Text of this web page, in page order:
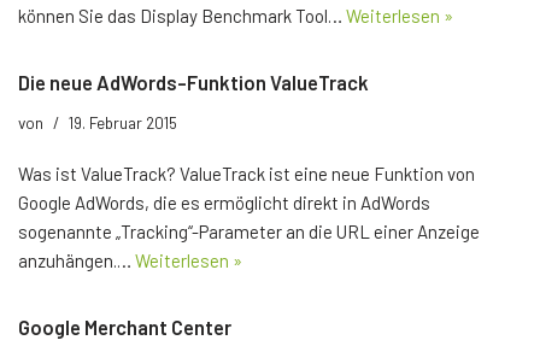
können Sie das Display Benchmark Tool… Weiterlesen »
Die neue AdWords-Funktion ValueTrack
von 19. Februar 2015
Was ist ValueTrack? ValueTrack ist eine neue Funktion von
Google AdWords, die es ermöglicht direkt in AdWords
sogenannte „Tracking“-Parameter an die URL einer Anzeige
anzuhängen.… Weiterlesen »
Google Merchant Center